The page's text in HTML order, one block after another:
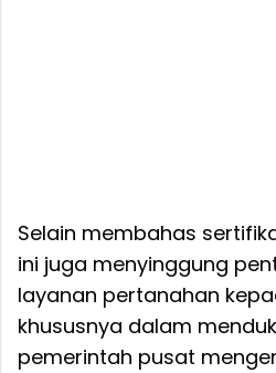
Selain membahas
ini juga menyinggung
layanan pertanahan
khususnya dalam
pemerintah pusat